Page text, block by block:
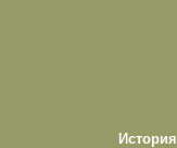
История